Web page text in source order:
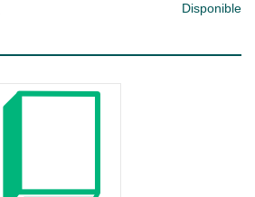
Disponible